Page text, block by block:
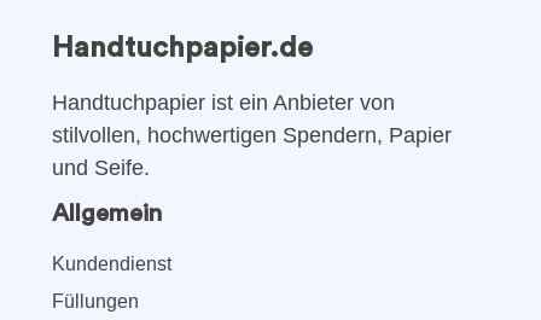
Handtuchpapier.de
Handtuchpapier ist ein Anbieter von
stilvollen, hochwertigen Spendern, Papier
und Seife.
Allgemein
Kundendienst
Füllungen